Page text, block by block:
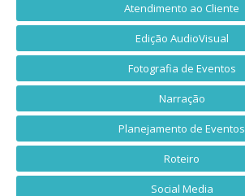
Atendimento ao Cliente
Edição AudioVisual
Fotografia de Eventos
Narração
Planejamento de Eventos
Roteiro
Social Media